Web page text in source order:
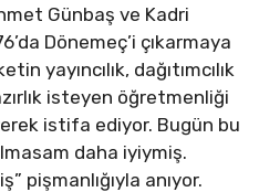
Günbaş ve Kadri
Dönemeç’i çıkarmaya
yayıncılık, dağıtımcılık
isteyen öğretmenliği
istifa ediyor. Bugün bu
daha iyiymiş.
pişmanlığıyla anıyor.